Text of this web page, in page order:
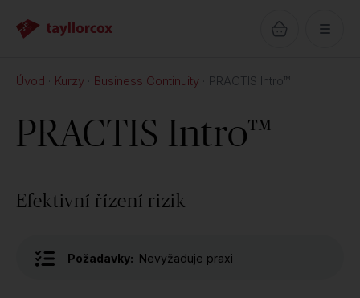
Úvod Kurzy Business Continuity PRACTIS Intro™
PRACTIS Intro™
Efektivní řízení rizik
Požadavky: Nevyžaduje praxi